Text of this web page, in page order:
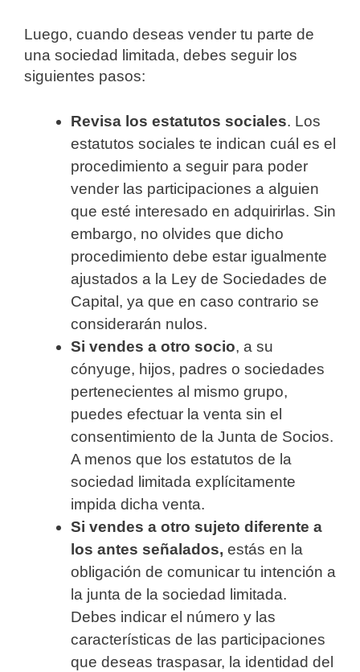
Luego, cuando deseas vender tu parte de
una sociedad limitada, debes seguir los
siguientes pasos:
Revisa los estatutos sociales. Los
estatutos sociales te indican cuál es el
procedimiento a seguir para poder
vender las participaciones a alguien
que esté interesado en adquirirlas. Sin
embargo, no olvides que dicho
procedimiento debe estar igualmente
ajustados a la Ley de Sociedades de
Capital, ya que en caso contrario se
considerarán nulos.
Si vendes a otro socio, a su
cónyuge, hijos, padres o sociedades
pertenecientes al mismo grupo,
puedes efectuar la venta sin el
consentimiento de la Junta de Socios.
A menos que los estatutos de la
sociedad limitada explícitamente
impida dicha venta.
Si vendes a otro sujeto diferente a
los antes señalados, estás en la
obligación de comunicar tu intención a
la junta de la sociedad limitada.
Debes indicar el número y las
características de las participaciones
que deseas traspasar, la identidad del